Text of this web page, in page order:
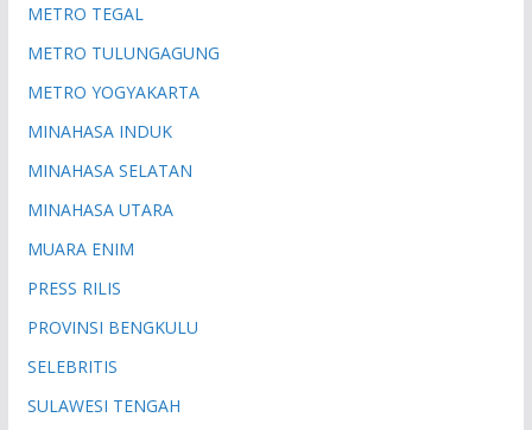
METRO TEGAL
METRO TULUNGAGUNG
METRO YOGYAKARTA
MINAHASA INDUK
MINAHASA SELATAN
MINAHASA UTARA
MUARA ENIM
PRESS RILIS
PROVINSI BENGKULU
SELEBRITIS
SULAWESI TENGAH